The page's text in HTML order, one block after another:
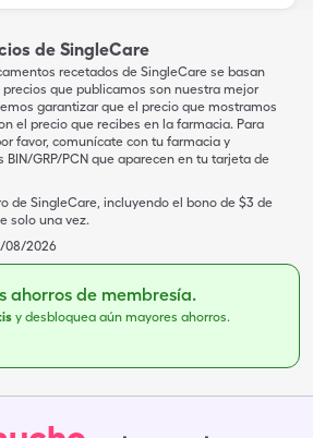
de SingleCare
recetados de SingleCare se basan
que publicamos son nuestra mejor
garantizar que el precio que mostramos
el precio que recibes en la farmacia. Para
favor, comunícate con tu farmacia y
GRP/PCN que aparecen en tu tarjeta de
de SingleCare, incluyendo el bono de $3 de
solo una vez.
08/2026
ahorros de membresía.
y desbloquea aún mayores ahorros.